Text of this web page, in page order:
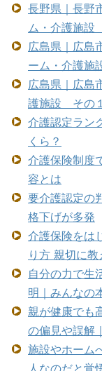
長野県｜長野
ム・介護施設
広島県｜広島
ーム・介護施
広島県｜広島
護施設 その１
介護認定ラン
くら？
介護保険制度
容とは
要介護認定の
格下げが多発
介護保険をは
り方 親切に教
自分の力で生
明｜みんなの
親が健康でも
の偏見や誤解
施設やホーム
人なのだと